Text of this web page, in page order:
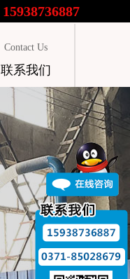
15938736887
Contact Us
联系我们